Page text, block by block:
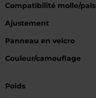
Compatibilité molle/pals
Ajustement
Panneau en velcro
Couleur/camouflage
Poids